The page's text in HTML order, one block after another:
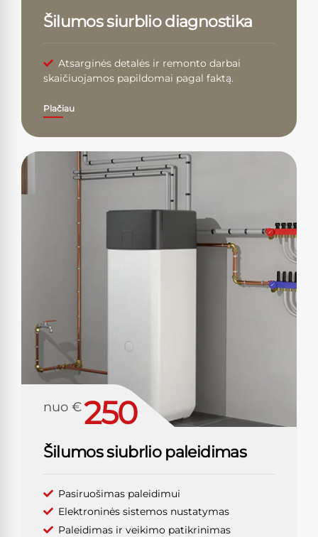
Šilumos siurblio diagnostika
Atsarginės detalės ir remonto darbai
skaičiuojamos papildomai pagal faktą.
Plačiau
nuo €250
Šilumos siubrlio paleidimas
Pasiruošimas paleidimui
Elektroninės sistemos nustatymas
Paleidimas ir veikimo patikrinimas